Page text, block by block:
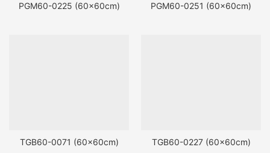
PGM60-0225 (60x60cm) PGM60-0251 (60x60cm)
TGB60-0071 (60x60cm) TGB60-0227 (60x60cm)